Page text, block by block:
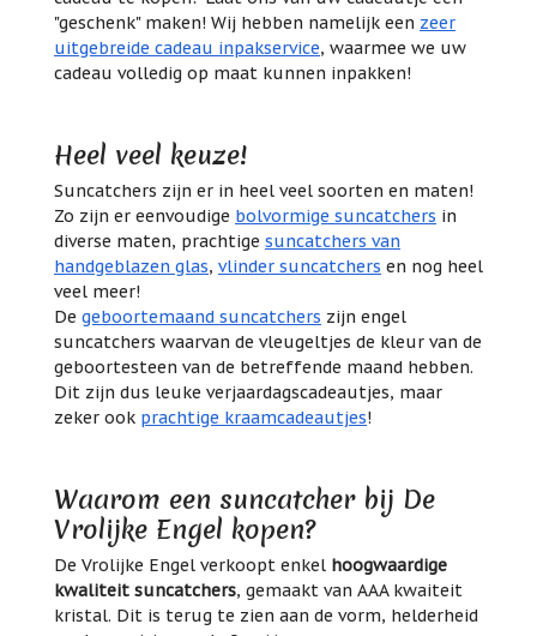
"geschenk" maken! Wij hebben namelijk een zeer
uitgebreide cadeau inpakservice, waarmee we uw
cadeau volledig op maat kunnen inpakken!
Heel veel keuze!
Suncatchers zijn er in heel veel soorten en maten!
Zo zijn er eenvoudige bolvormige suncatchers in
diverse maten, prachtige suncatchers van
handgeblazen glas, vlinder suncatchers en nog heel
veel meer!
De geboortemaand suncatchers zijn engel
suncatchers waarvan de vleugeltjes de kleur van de
geboortesteen van de betreffende maand hebben.
Dit zijn dus leuke verjaardagscadeautjes, maar
zeker ook prachtige kraamcadeautjes!
Waarom een suncatcher bij De
Vrolijke Engel kopen?
De Vrolijke Engel verkoopt enkel hoogwaardige
kwaliteit suncatchers, gemaakt van AAA kwaiteit
kristal. Dit is terug te zien aan de vorm, helderheid